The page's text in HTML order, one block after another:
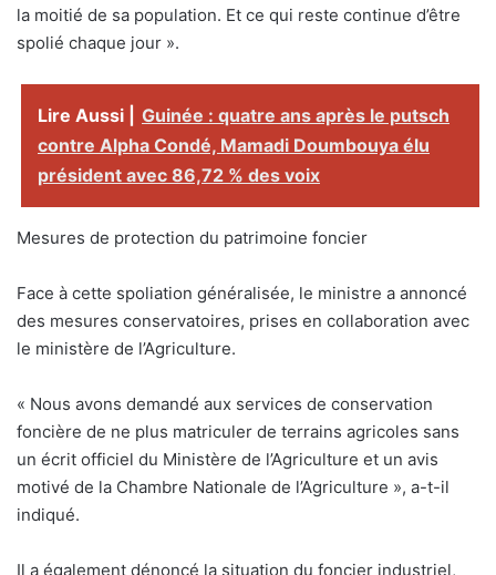
la moitié de sa population. Et ce qui reste continue d’être
spolié chaque jour ».
Lire Aussi |
Guinée : quatre ans après le putsch
contre Alpha Condé, Mamadi Doumbouya élu
président avec 86,72 % des voix
Mesures de protection du patrimoine foncier
Face à cette spoliation généralisée, le ministre a annoncé
des mesures conservatoires, prises en collaboration avec
le ministère de l’Agriculture.
« Nous avons demandé aux services de conservation
foncière de ne plus matriculer de terrains agricoles sans
un écrit officiel du Ministère de l’Agriculture et un avis
motivé de la Chambre Nationale de l’Agriculture », a-t-il
indiqué.
Il a également dénoncé la situation du foncier industriel,